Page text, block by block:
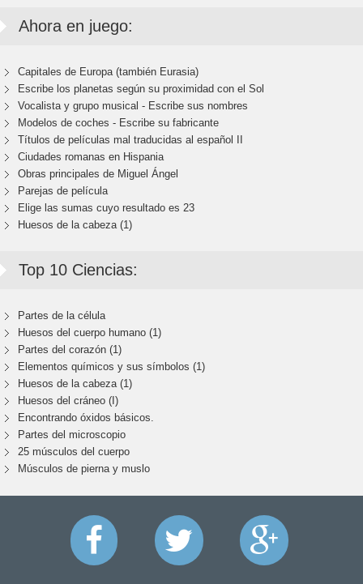
Ahora en juego:
Capitales de Europa (también Eurasia)
Escribe los planetas según su proximidad con el Sol
Vocalista y grupo musical - Escribe sus nombres
Modelos de coches - Escribe su fabricante
Títulos de películas mal traducidas al español II
Ciudades romanas en Hispania
Obras principales de Miguel Ángel
Parejas de película
Elige las sumas cuyo resultado es 23
Huesos de la cabeza (1)
Top 10 Ciencias:
Partes de la célula
Huesos del cuerpo humano (1)
Partes del corazón (1)
Elementos químicos y sus símbolos (1)
Huesos de la cabeza (1)
Huesos del cráneo (I)
Encontrando óxidos básicos.
Partes del microscopio
25 músculos del cuerpo
Músculos de pierna y muslo